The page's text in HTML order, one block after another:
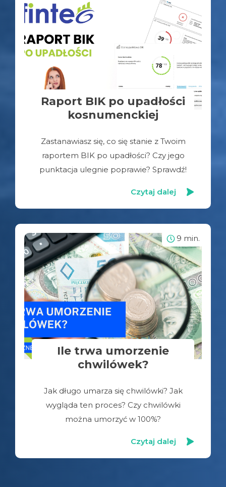
Raport BIK po upadłości
kosnumenckiej
Zastanawiasz się, co się stanie z Twoim
raportem BIK po upadłości? Czy jego
punktacja ulegnie poprawie? Sprawdź!
Czytaj dalej
9 min.
Ile trwa umorzenie
chwilówek?
Jak długo umarza się chwilówki? Jak
wygląda ten proces? Czy chwilówki
można umorzyć w 100%?
Czytaj dalej